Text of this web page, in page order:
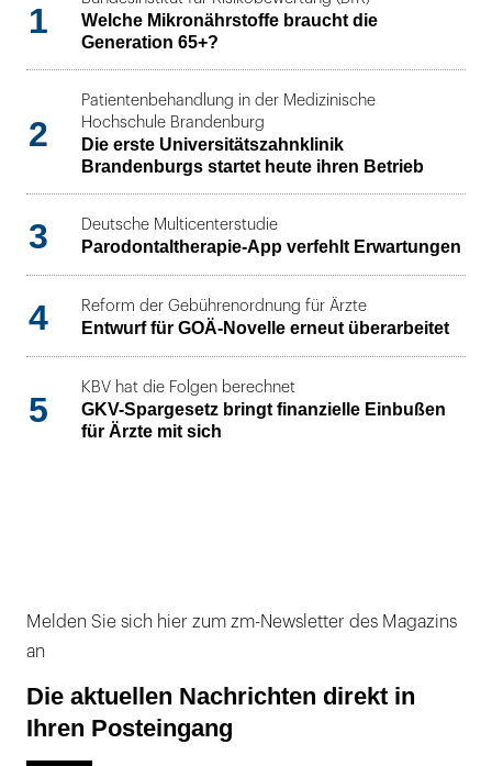
1
Welche Mikronährstoffe braucht die
Generation 65+?
2
Patientenbehandlung in der Medizinische
Hochschule Brandenburg
Die erste Universitätszahnklinik
Brandenburgs startet heute ihren Betrieb
3 Deutsche Multicenterstudie
Parodontaltherapie-App verfehlt Erwartungen
4 Reform der Gebührenordnung für Ärzte
Entwurf für GOÄ-Novelle erneut überarbeitet
5
KBV hat die Folgen berechnet
GKV-Spargesetz bringt finanzielle Einbußen
für Ärzte mit sich
Melden Sie sich hier zum zm-Newsletter des Magazins
an
Die aktuellen Nachrichten direkt in
Ihren Posteingang